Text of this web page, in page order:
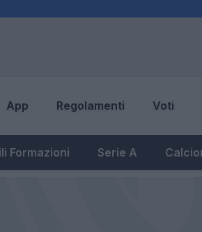
App Regolamenti Voti
Formazioni Serie A